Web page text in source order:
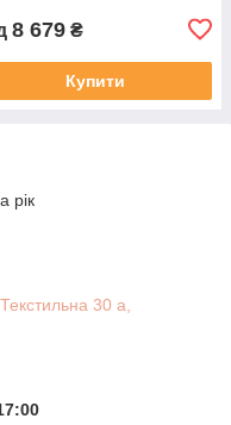
8 679 ₴
Купити
рік
30 а,